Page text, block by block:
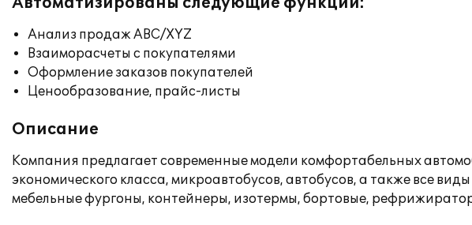
Анализ продаж ABC/XYZ
Взаиморасчеты с покупателями
Оформление заказов покупателей
Ценообразование, прайс-листы
Описание
Компания предлагает современные модели комфортабельных
экономического класса, микроавтобусов, автобусов, а также все
мебельные фургоны, контейнеры, изотермы, бортовые,